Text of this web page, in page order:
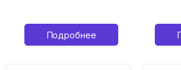
Подробнее